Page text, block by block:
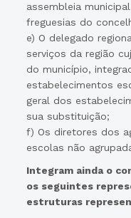
assembleia
freguesias do
e) O delegado
serviços da região
do município,
estabelecimentos
geral dos
sua substituição;
f) Os diretores dos
escolas não
Integram ainda o
os seguintes
estruturas